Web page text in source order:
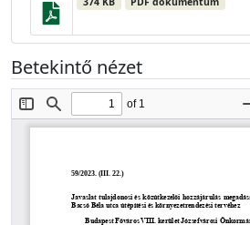
Betekintő nézet